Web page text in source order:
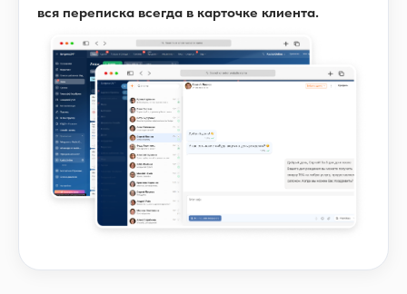
вся переписка всегда в карточке клиента.